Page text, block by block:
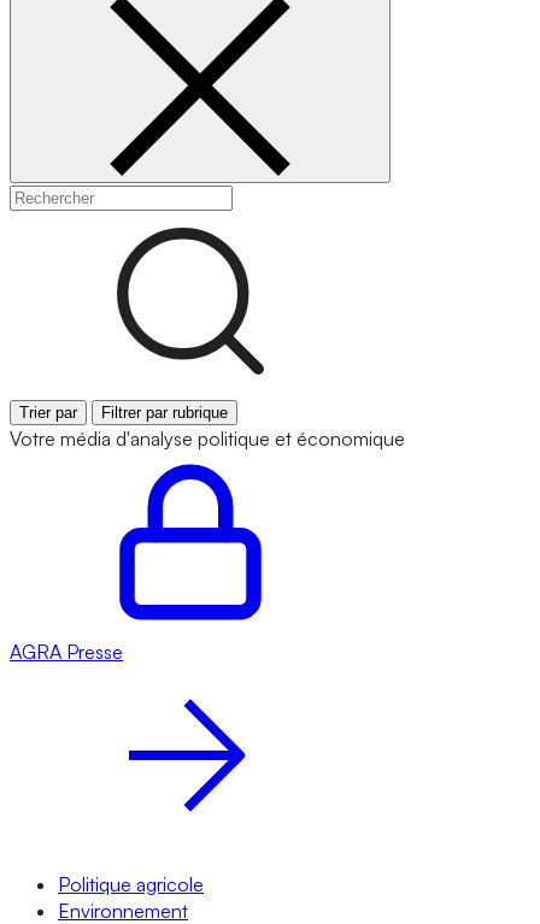
Trier par Filtrer par rubrique
Votre média d'analyse politique et économique
AGRA Presse
Politique agricole
Environnement